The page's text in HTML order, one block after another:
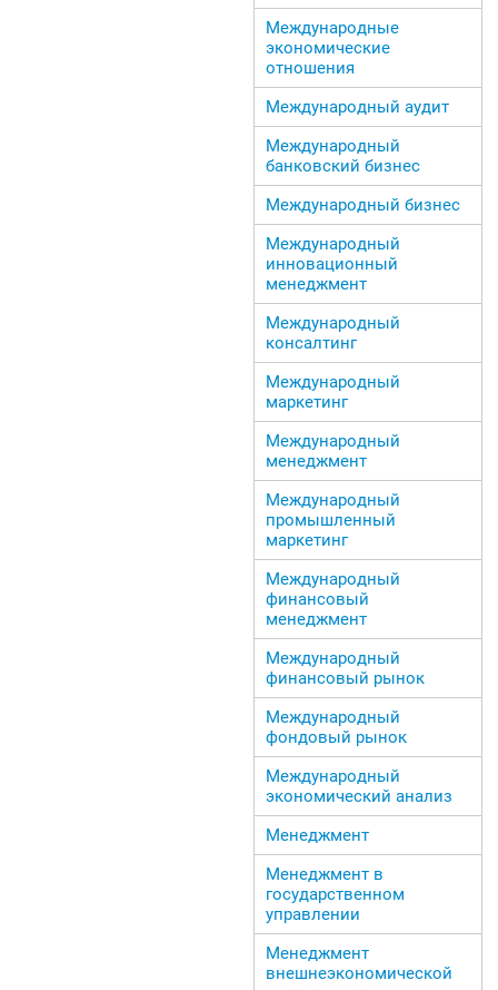
Международные
экономические
отношения
Международный аудит
Международный
банковский бизнес
Международный бизнес
Международный
инновационный
менеджмент
Международный
консалтинг
Международный
маркетинг
Международный
менеджмент
Международный
промышленный
маркетинг
Международный
финансовый
менеджмент
Международный
финансовый рынок
Международный
фондовый рынок
Международный
экономический анализ
Менеджмент
Менеджмент в
государственном
управлении
Менеджмент
внешнеэкономической